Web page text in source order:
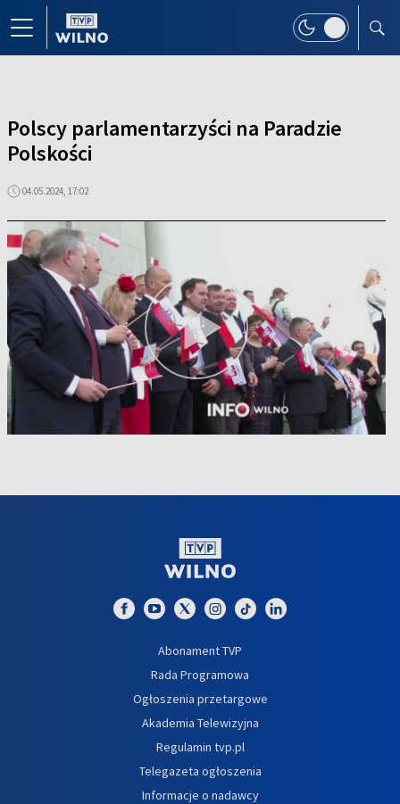
Polscy parlamentarzyści na Paradzie
Polskości
04.05.2024, 17:02
Abonament TVP
Rada Programowa
Ogłoszenia przetargowe
Akademia Telewizyjna
Regulamin tvp.pl
Telegazeta ogłoszenia
Informacje o nadawcy